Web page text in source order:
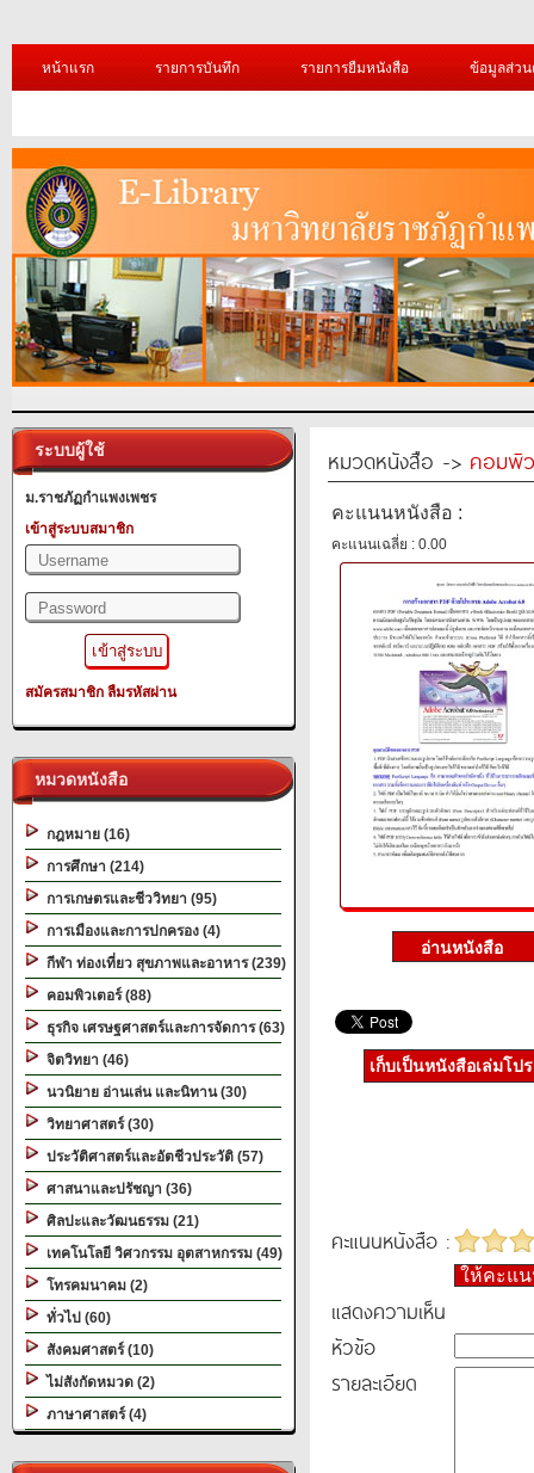
หน้าแรก รายการบันทึก รายการยืมหนังสือ ข้อมูลส่ว
ระบบผู้ใช้
ม.ราชภัฏกำแพงเพชร
เข้าสู่ระบบสมาชิก
สมัครสมาชิก ลืมรหัสผ่าน
หมวดหนังสือ
กฎหมาย (16)
การศึกษา (214)
การเกษตรและชีววิทยา (95)
การเมืองและการปกครอง (4)
กีฬา ท่องเที่ยว สุขภาพและอาหาร (239)
คอมพิวเตอร์ (88)
ธุรกิจ เศรษฐศาสตร์และการจัดการ (63)
จิตวิทยา (46)
นวนิยาย อ่านเล่น และนิทาน (30)
วิทยาศาสตร์ (30)
ประวัติศาสตร์และอัตชีวประวัติ (57)
ศาสนาและปรัชญา (36)
ศิลปะและวัฒนธรรม (21)
เทคโนโลยี วิศวกรรม อุตสาหกรรม (49)
โทรคมนาคม (2)
ทั่วไป (60)
สังคมศาสตร์ (10)
ไม่สังกัดหมวด (2)
ภาษาศาสตร์ (4)
หมวดหนังสือ -> คอมพิ
คะแนนหนังสือ :
คะแนนเฉลี่ย : 0.00
เก็บเป็นหนังสือเล่มโป
คะแนนหนังสือ :
ให้คะแ
แสดงความเห็น
หัวข้อ
รายละเอียด